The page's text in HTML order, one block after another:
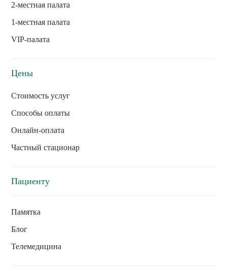
2-местная палата
1-местная палата
VIP-палата
Цены
Стоимость услуг
Способы оплаты
Онлайн-оплата
Частный стационар
Пациенту
Памятка
Блог
Телемедицина